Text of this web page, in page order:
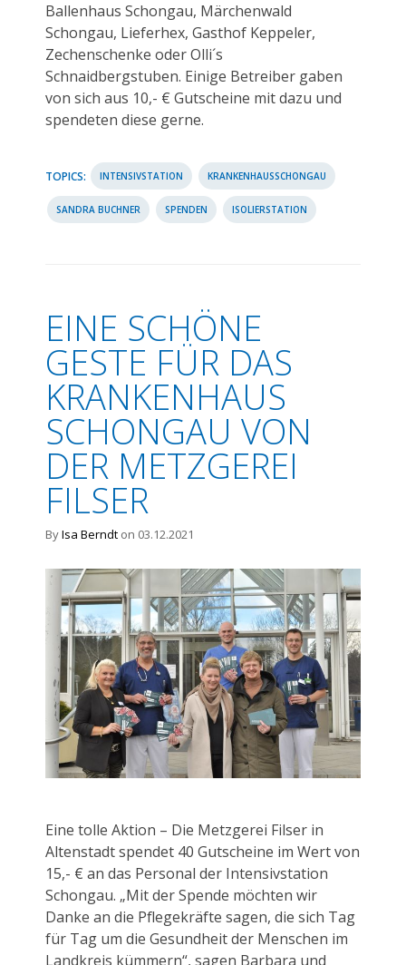
Ballenhaus Schongau, Märchenwald
Schongau, Lieferhex, Gasthof Keppeler,
Zechenschenke oder Olli´s
Schnaidbergstuben. Einige Betreiber gaben
von sich aus 10,- € Gutscheine mit dazu und
spendeten diese gerne.
TOPICS: INTENSIVSTATION KRANKENHAUSSCHONGAU
SANDRA BUCHNER SPENDEN ISOLIERSTATION
EINE SCHÖNE
GESTE FÜR DAS
KRANKENHAUS
SCHONGAU VON
DER METZGEREI
FILSER
ByIsa Berndt on 03.12.2021
Eine tolle Aktion – Die Metzgerei Filser in
Altenstadt spendet 40 Gutscheine im Wert von
15,- € an das Personal der Intensivstation
Schongau. „Mit der Spende möchten wir
Danke an die Pflegekräfte sagen, die sich Tag
für Tag um die Gesundheit der Menschen im
Landkreis kümmern“, sagen Barbara und